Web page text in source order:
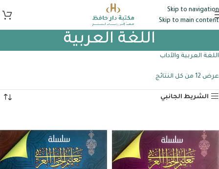
Skip to navigation
Skip to main content
اللغة العربية
اللغة العربية والآداب
عرض ⁦12⁩ من كل النتائج
الشريط الجانبي